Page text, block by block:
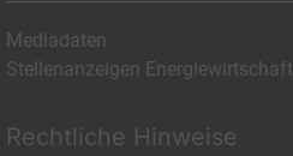
Mediadaten
Stellenanzeigen Energiewirtschaft
Rechtliche Hinweise